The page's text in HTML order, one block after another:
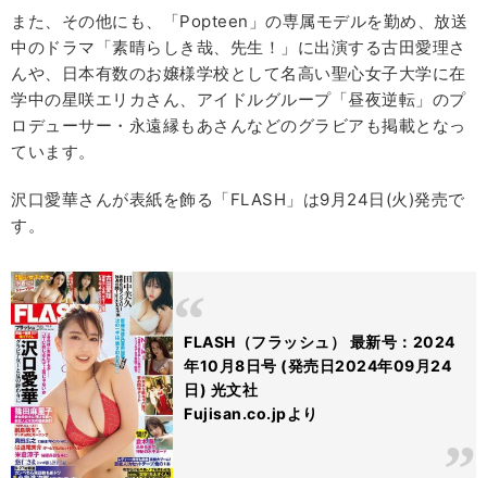
また、その他にも、「Popteen」の専属モデルを勤め、放送
中のドラマ「素晴らしき哉、先生！」に出演する古田愛理さ
んや、日本有数のお嬢様学校として名高い聖心女子大学に在
学中の星咲エリカさん、アイドルグループ「昼夜逆転」のプ
ロデューサー・永遠縁もあさんなどのグラビアも掲載となっ
ています。
沢口愛華さんが表紙を飾る「FLASH」は9月24日(火)発売で
す。
FLASH（フラッシュ） 最新号：2024
年10月8日号 (発売日2024年09月24
日) 光文社
Fujisan.co.jpより